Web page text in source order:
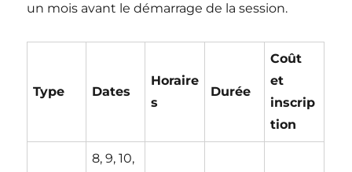
un mois avant le démarrage de la session.
Type Dates
Horaire
s
Durée
Coût
et
inscrip
tion
8, 9, 10,